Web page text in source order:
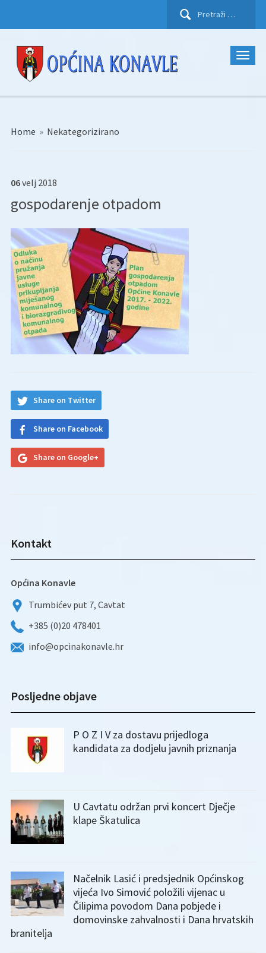
Pretraži:
Home » Nekategorizirano
06velj 2018
gospodarenje otpadom
Share on Twitter
Share on Facebook
Share on Google+
Kontakt
Općina Konavle
Trumbićev put 7, Cavtat
+385 (0)20 478401
info@opcinakonavle.hr
Posljedne objave
P O Z I V za dostavu prijedloga
kandidata za dodjelu javnih priznanja
U Cavtatu održan prvi koncert Dječje
klape Škatulica
Načelnik Lasić i predsjednik Općinskog
vijeća Ivo Simović položili vijenac u
Čilipima povodom Dana pobjede i
domovinske zahvalnosti i Dana hrvatskih
branitelja